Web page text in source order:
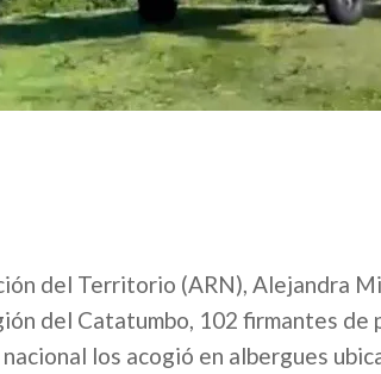
del Territorio (ARN), Alejandra
del Catatumbo, 102 firmantes de
los acogió en albergues